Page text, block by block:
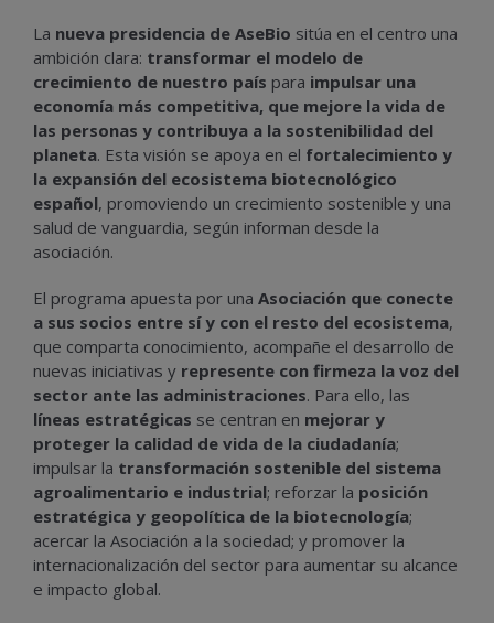
La nueva presidencia de AseBio sitúa en el centro una
ambición clara: transformar el modelo de
crecimiento de nuestro país para impulsar una
economía más competitiva, que mejore la vida de
las personas y contribuya a la sostenibilidad del
planeta. Esta visión se apoya en el fortalecimiento y
la expansión del ecosistema biotecnológico
español, promoviendo un crecimiento sostenible y una
salud de vanguardia, según informan desde la
asociación.
El programa apuesta por una Asociación que conecte
a sus socios entre sí y con el resto del ecosistema,
que comparta conocimiento, acompañe el desarrollo de
nuevas iniciativas y represente con firmeza la voz del
sector ante las administraciones. Para ello, las
líneas estratégicas se centran en mejorar y
proteger la calidad de vida de la ciudadanía;
impulsar la transformación sostenible del sistema
agroalimentario e industrial; reforzar la posición
estratégica y geopolítica de la biotecnología;
acercar la Asociación a la sociedad; y promover la
internacionalización del sector para aumentar su alcance
e impacto global.